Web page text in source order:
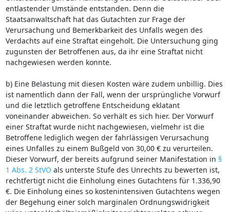
entlastender Umstände entstanden. Denn die
Staatsanwaltschaft hat das Gutachten zur Frage der
Verursachung und Bemerkbarkeit des Unfalls wegen des
Verdachts auf eine Straftat eingeholt. Die Untersuchung ging
zugunsten der Betroffenen aus, da ihr eine Straftat nicht
nachgewiesen werden konnte.
b) Eine Belastung mit diesen Kosten wäre zudem unbillig. Dies
ist namentlich dann der Fall, wenn der ursprüngliche Vorwurf
und die letztlich getroffene Entscheidung eklatant
voneinander abweichen. So verhält es sich hier. Der Vorwurf
einer Straftat wurde nicht nachgewiesen, vielmehr ist die
Betroffene lediglich wegen der fahrlässigen Verursachung
eines Unfalles zu einem Bußgeld von 30,00 € zu verurteilen.
Dieser Vorwurf, der bereits aufgrund seiner Manifestation in §
1 Abs. 2 StVO als unterste Stufe des Unrechts zu bewerten ist,
rechtfertigt nicht die Einholung eines Gutachtens für 1.336,90
€. Die Einholung eines so kostenintensiven Gutachtens wegen
der Begehung einer solch marginalen Ordnungswidrigkeit